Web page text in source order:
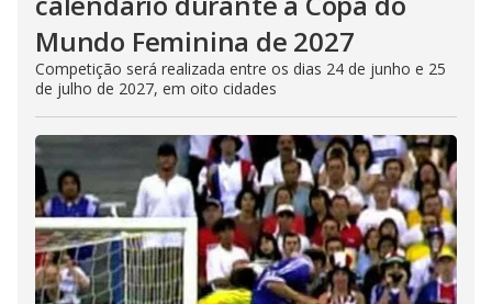
Mundo Feminina de 2027
Competição será realizada entre os dias 24 de junho e 25
de julho de 2027, em oito cidades